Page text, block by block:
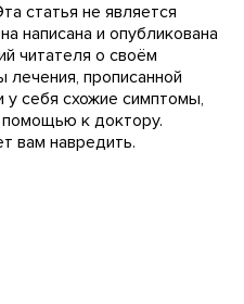
статья не является
написана и опубликована
читателя о своём
лечения, прописанной
себя схожие симптомы,
помощью к доктору.
вам навредить.